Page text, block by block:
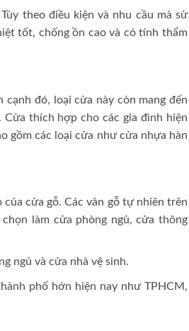
theo điều kiện và nhu cầu mà sử
tốt, chống ồn cao và có tính thẩm
đó, loại cửa này còn mang đến
thích hợp cho các gia đình hiện
gồm các loại cửa như cửa nhựa hàn
cửa gỗ. Các vân gỗ tự nhiên trên
làm cửa phòng ngủ, cửa thông
ngủ và cửa nhà vệ sinh.
phố hớn hiện nay như TPHCM,